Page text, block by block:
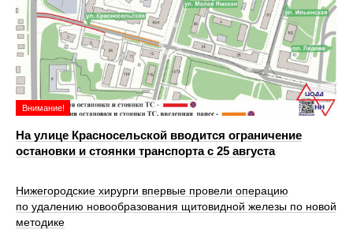
Внимание!
На улице Красносельской вводится ограничение
остановки и стоянки транспорта с 25 августа
Нижегородские хирурги впервые провели операцию
по удалению новообразования щитовидной железы по новой
методике